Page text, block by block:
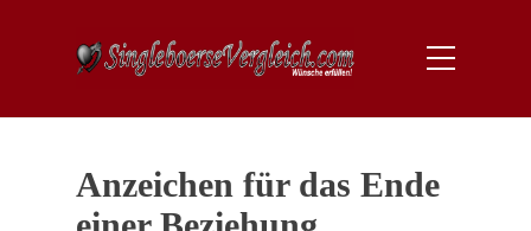
Anzeichen für das Ende